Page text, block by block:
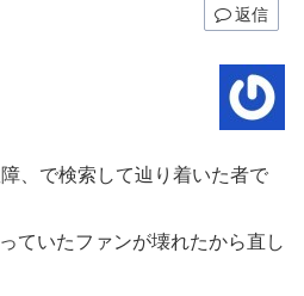
返信
、で検索して辿り着いた者で
ていたファンが壊れたから直し